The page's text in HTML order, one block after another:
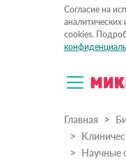
Согласие на
cookies.
Главная
Научные